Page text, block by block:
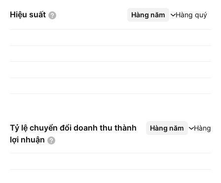
Hiệu suất Hàng năm Hàng quý
Xem thêm
Tỷ lệ chuyển đổi doanh thu thành
lợi nhuận
Hàng năm Hàng
Xem thêm